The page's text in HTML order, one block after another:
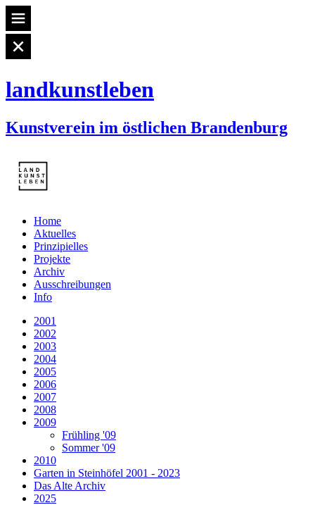
landkunstleben
Kunstverein im östlichen Brandenburg
Home
Aktuelles
Prinzipielles
Projekte
Archiv
Ausschreibungen
Info
2001
2002
2003
2004
2005
2006
2007
2008
2009
Frühling '09
Sommer '09
2010
Garten in Steinhöfel 2001 - 2023
Das Alte Archiv
2025